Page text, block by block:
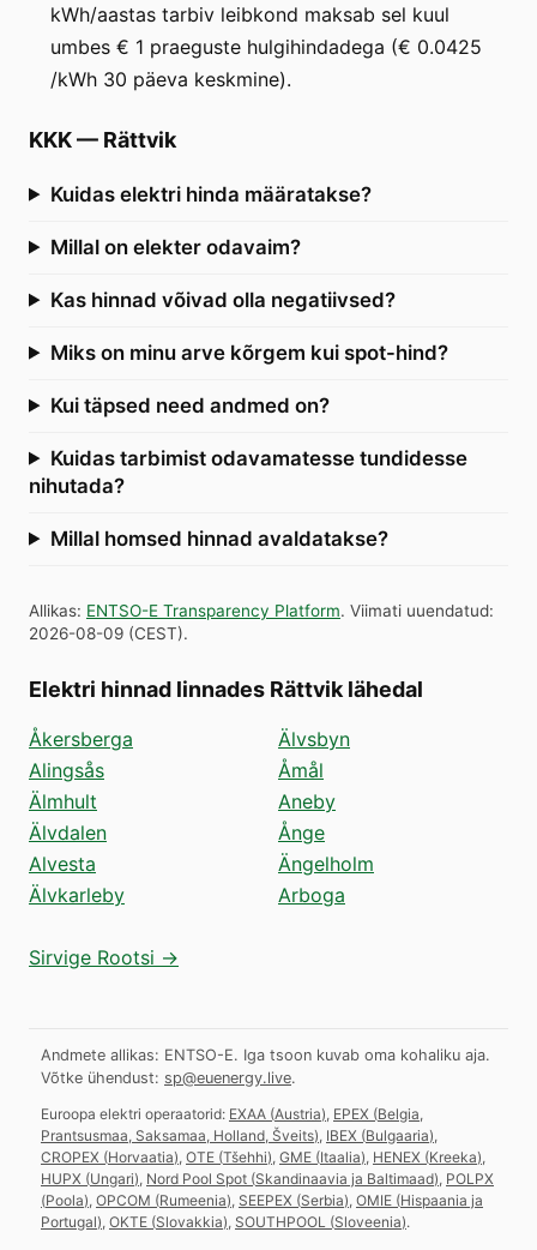
kWh/aastas tarbiv leibkond maksab sel kuul
umbes € 1 praeguste hulgihindadega (€ 0.0425
/kWh 30 päeva keskmine).
KKK— Rättvik
Kuidas elektri hinda määratakse?
Millal on elekter odavaim?
Kas hinnad võivad olla negatiivsed?
Miks on minu arve kõrgem kui spot-hind?
Kui täpsed need andmed on?
Kuidas tarbimist odavamatesse tundidesse
nihutada?
Millal homsed hinnad avaldatakse?
Allikas: ENTSO-E Transparency Platform. Viimati uuendatud:
2026-08-09 (CEST).
Elektri hinnad linnades Rättvik lähedal
Åkersberga
Alingsås
Älmhult
Älvdalen
Alvesta
Älvkarleby
Älvsbyn
Åmål
Aneby
Ånge
Ängelholm
Arboga
Sirvige Rootsi →
Andmete allikas: ENTSO-E. Iga tsoon kuvab oma kohaliku aja.
Võtke ühendust: sp@euenergy.live.
Euroopa elektri operaatorid: EXAA (Austria) EPEX (Belgia,
Prantsusmaa, Saksamaa, Holland, Šveits) IBEX (Bulgaaria)
CROPEX (Horvaatia) OTE (Tšehhi) GME (Itaalia) HENEX (Kreeka)
HUPX (Ungari) Nord Pool Spot (Skandinaavia ja Baltimaad) POLPX
(Poola) OPCOM (Rumeenia) SEEPEX (Serbia) OMIE (Hispaania ja
Portugal) OKTE (Slovakkia) SOUTHPOOL (Sloveenia).